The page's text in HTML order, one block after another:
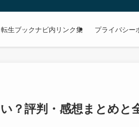
生ブックナビ内リンク集 プライバシー
？評判・感想まとめ